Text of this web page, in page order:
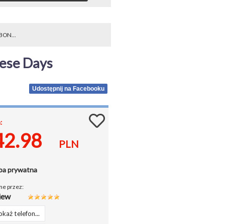
Days
Udostępnij na Facebooku
PLN
prywatna
przez:
telefon...